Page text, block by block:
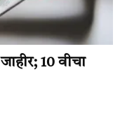
10 वीचा